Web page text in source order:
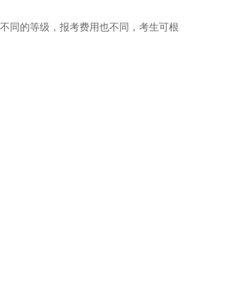
同的等级，报考费用也不同，考生可根